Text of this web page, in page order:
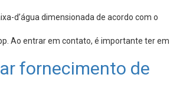
d’água dimensionada de acordo com o
Ao entrar em contato, é importante ter em
fornecimento de